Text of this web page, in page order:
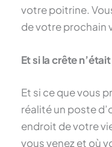
votre poitrine.
de votre prochain
Et si la crête
Et si ce que vous
réalité un poste
endroit de votre
vous venez et où